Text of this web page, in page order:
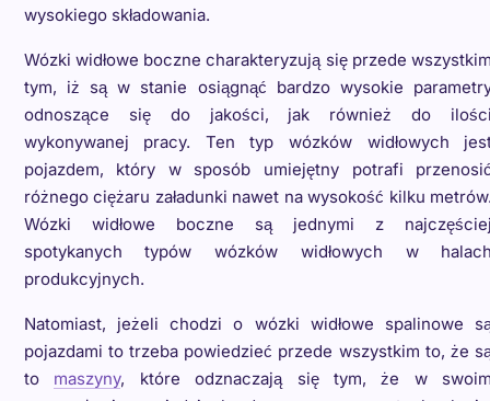
wysokiego składowania.
Wózki widłowe boczne charakteryzują się przede
tym, iż są w stanie osiągnąć bardzo wysokie
odnoszące się do jakości, jak również do
wykonywanej pracy. Ten typ wózków widłowych
pojazdem, który w sposób umiejętny potrafi
różnego ciężaru załadunki nawet na wysokość kilku
Wózki widłowe boczne są jednymi z
spotykanych typów wózków widłowych w
produkcyjnych.
Natomiast, jeżeli chodzi o wózki widłowe spalinowe
pojazdami to trzeba powiedzieć przede wszystkim to, że
to maszyny, które odznaczają się tym, że w